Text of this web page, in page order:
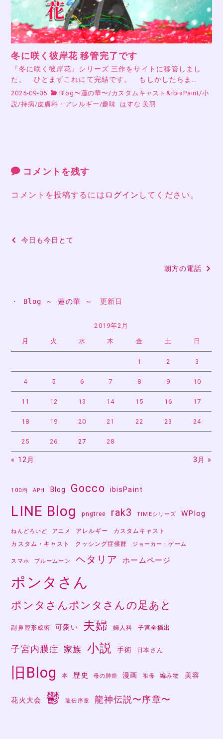
冬に咲く彼岸花 移管完了です
『冬に咲く彼岸花』シリーズ 三作をサイトに移管しまし
た。 ひとまずこれにて完結です。 もしかしたらま…
2025-09-05 Blog〜蓮の華〜/カスタムキャスト&ibisPaint/小
説/持病/皮膚科・アレルギー/趣味 はすな 美羽
コメントを残す
コメントを投稿するには ログイン してください。
投
今日も今日とて
朝方の電話
・ Blog ～ 蓮の華 ～ 更新日
2019年2月
月 火 水 木 金 土 日
1 2 3
4 5 6 7 8 9 10
11 12 13 14 15 16 17
18 19 20 21 22 23 24
25 26 27 28
« 12月 3月 »
100均 APH Blog Gocco ibisPaint
LINE Blog pngtree rak3 TIMEシリーズ WPlog
ねんどろいど アニメ アレルギー
カスタムキャスト
カスタム・キャスト
クッシング症候群 ジョーカー・ゲーム
スマホ ブルームーン ヘタリア ホームページ
ポンタさん
ポンタさんポンタさんの足あと
副鼻腔形成術 可愛い 夫婦 婦人科 子宮全摘出
子宮内膜症 家族 小説 手術 日本さん
旧Blog 本 歴史 母の肺癌 漫画 祖母 編み物 美容
花火大会 鬱 龍伝序章 龍神伝説〜序章〜